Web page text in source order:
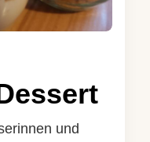
und